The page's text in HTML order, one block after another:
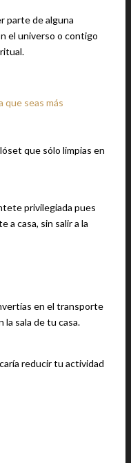
parte de alguna
el universo o contigo
que seas más
que sólo limpias en
pues
a casa, sin salir a la
en el transporte
sala de tu casa.
reducir tu actividad